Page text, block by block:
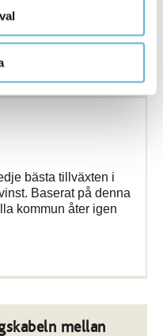
kommun
bästa tillväxten i
Baserat på denna
kommun åter igen
mellan